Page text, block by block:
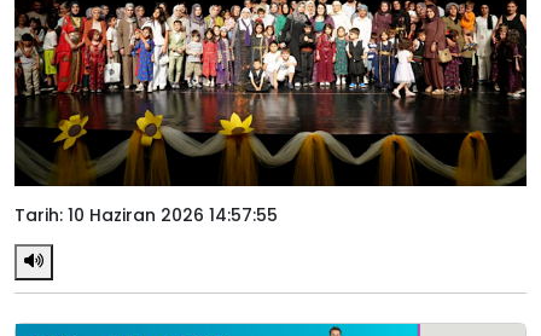
Tarih: 10 Haziran 2026 14:57:55